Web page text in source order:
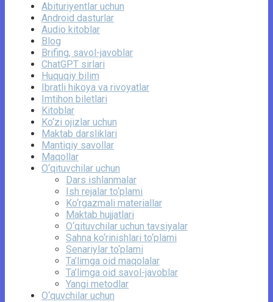
Abituriyentlar uchun
Android dasturlar
Audio kitoblar
Blog
Brifing, savol-javoblar
ChatGPT sirlari
Huquqiy bilim
Ibratli hikoya va rivoyatlar
Imtihon biletlari
Kitoblar
Ko‘zi ojizlar uchun
Maktab darsliklari
Mantiqiy savollar
Maqollar
O‘qituvchilar uchun
Dars ishlanmalar
Ish rejalar to‘plami
Ko‘rgazmali materiallar
Maktab hujjatlari
O‘qituvchilar uchun tavsiyalar
Sahna ko‘rinishlari to‘plami
Senariylar to‘plami
Ta’limga oid maqolalar
Ta’limga oid savol-javoblar
Yangi metodlar
O‘quvchilar uchun